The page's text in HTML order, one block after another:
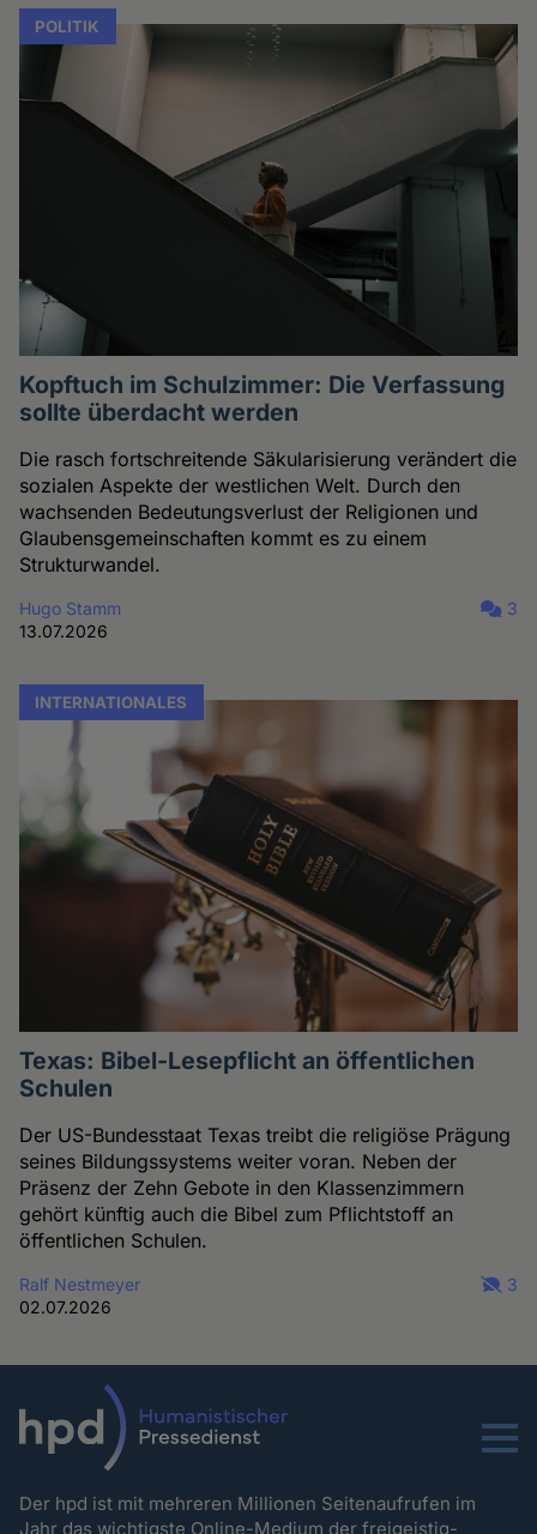
POLITIK
Kopftuch im Schulzimmer: Die Verfassung
sollte überdacht werden
Die rasch fortschreitende Säkularisierung verändert die
sozialen Aspekte der westlichen Welt. Durch den
wachsenden Bedeutungsverlust der Religionen und
Glaubensgemeinschaften kommt es zu einem
Strukturwandel.
Hugo Stamm
13.07.2026
3
INTERNATIONALES
Texas: Bibel-Lesepflicht an öffentlichen
Schulen
Der US-Bundesstaat Texas treibt die religiöse Prägung
seines Bildungssystems weiter voran. Neben der
Präsenz der Zehn Gebote in den Klassenzimmern
gehört künftig auch die Bibel zum Pflichtstoff an
öffentlichen Schulen.
Ralf Nestmeyer
02.07.2026
3
Menu
Der hpd ist mit mehreren Millionen Seitenaufrufen im
Jahr das wichtigste Online-Medium der freigeistig-